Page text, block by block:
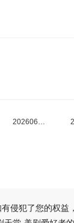
20260603破界交锋
侵犯了您的权益